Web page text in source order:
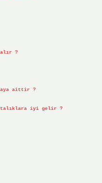
alır ?
aittir ?
iyi gelir ?